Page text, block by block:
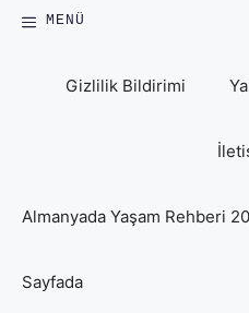
MENÜ
Gizlilik Bildirimi
Almanyada Yaşam Rehberi
Sayfada